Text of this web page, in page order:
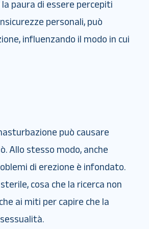
paura di essere percepiti
personali, può
influenzando il modo in cui
può causare
Allo stesso modo, anche
di erezione è infondato.
cosa che la ricerca non
ai miti per capire che la